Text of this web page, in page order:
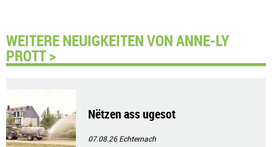
WEITERE NEUIGKEITEN VON ANNE-LY
PROTT >
Nëtzen ass ugesot
07.08.26Echternach